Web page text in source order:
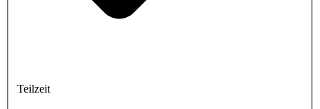
Teilzeit